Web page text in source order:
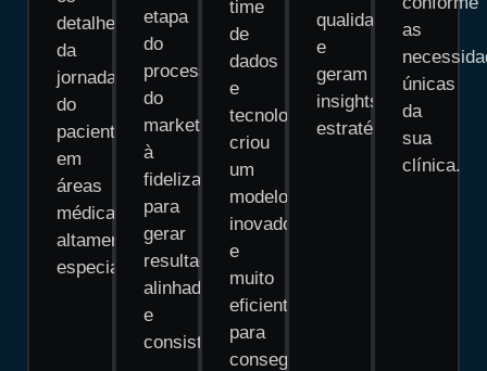
detalhes
da
jornada
do
paciente
em
áreas
médicas
altamente
especializadas.
etapa
do
processo,
do
marketing
à
fidelização,
para
gerar
resultados
alinhados
e
consistentes.
time
de
dados
e
tecnologia
criou
um
modelo
inovador
e
muito
eficiente
para
conseguir
qualidade
e
geram
insights
estratégicos.
as
únicas
da
sua
clínica.